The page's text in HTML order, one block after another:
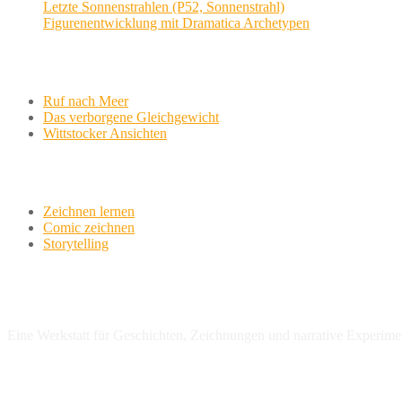
Letzte Sonnenstrahlen (P52, Sonnenstrahl)
Figurenentwicklung mit Dramatica Archetypen
Ruf nach Meer
Das verborgene Gleichgewicht
Wittstocker Ansichten
Zeichnen lernen
Comic zeichnen
Storytelling